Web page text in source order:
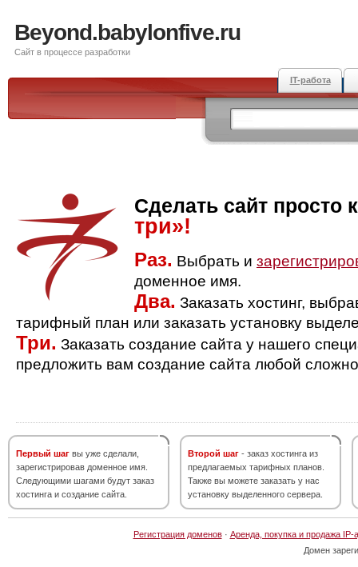
Beyond.babylonfive.ru
Сайт в процессе разработки
IT-работа
Сделать сайт просто
три»!
Раз. Выбрать и
доменное имя.
Два. Заказать хостинг,
тарифный план или заказать установку
Три. Заказать создание сайта у нашего
предложить вам создание сайта любой
Первый шаг вы уже сделали,
зарегистрировав доменное имя.
Следующими шагами будут заказ
хостинга и создание сайта.
Второй шаг - заказ хостинга из
предлагаемых тарифных планов.
Также вы можете заказать у нас
установку выделенного сервера.
Регистрация доменов· Аренда, покупка и продажа IP-
Домен